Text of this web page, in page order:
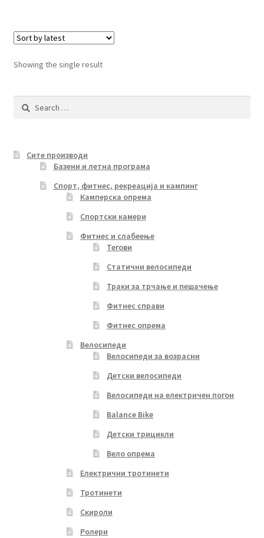
Showing the single result
Search
Сите производи
Базени и летна програма
Спорт, фитнес, рекреација и кампинг
Камперска опрема
Спортски камери
Фитнес и слабеење
Тегови
Статични велосипеди
Траки за трчање и пешачење
Фитнес справи
Фитнес опрема
Велосипеди
Велосипеди за возрасни
Детски велосипеди
Велосипеди на електричен погон
Balance Bike
Детски трицикли
Вело опрема
Електрични тротинети
Тротинети
Скироли
Ролери